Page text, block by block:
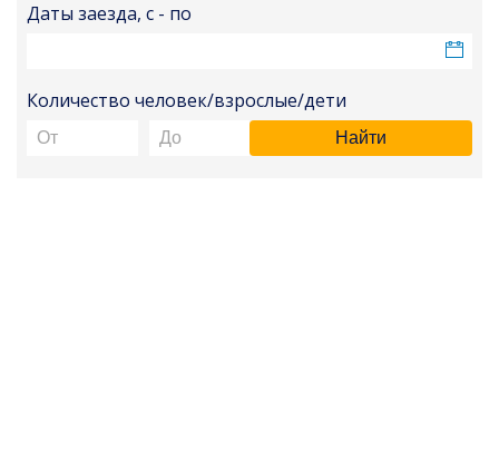
Даты заезда, с - по
Количество человек/взрослые/дети